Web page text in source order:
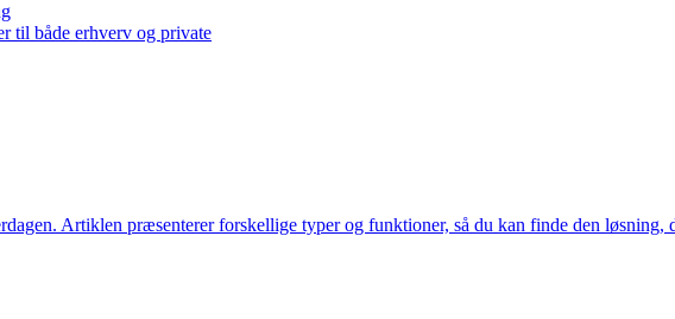
til både erhverv og private
Artiklen præsenterer forskellige typer og funktioner, så du kan finde den løsning,